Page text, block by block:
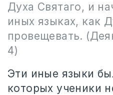
Духа Святаго, и
иных языках, как
провещевать.
4)
Эти иные языки
которых ученики